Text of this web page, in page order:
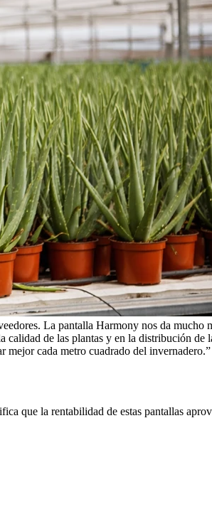
La pantalla Harmony nos da mucho
calidad de las plantas y en la distribución de
mejor cada metro cuadrado del invernadero.”
que la rentabilidad de estas pantallas